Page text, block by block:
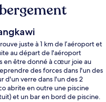
juste à 1 km de l’aéroport et
au départ de l'aéroport
en être donné à cœur joie au
des forces dans l'un des
d'un verre dans l'un des 2
abrite en outre une piscine
et un bar en bord de piscine.